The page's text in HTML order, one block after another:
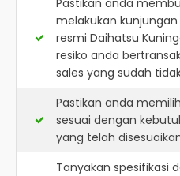
Pastikan anda
melakukan
resmi Daihatsu
resiko anda
sales yang sudah
Pastikan anda
sesuai dengan
yang telah
Tanyakan spesifikasi